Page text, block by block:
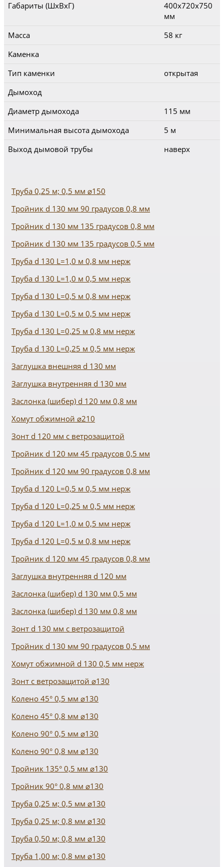
Габариты (ШхВхГ)
400x720x750
мм
Масса
58 кг
Каменка
Тип каменки
открытая
Дымоход
Диаметр дымохода
115 мм
Минимальная высота дымохода
5 м
Выход дымовой трубы
наверх
Труба 0,25 м; 0,5 мм ⌀150
Тройник d 130 мм 90 градусов 0,8 мм
Тройник d 130 мм 135 градусов 0,8 мм
Тройник d 130 мм 135 градусов 0,5 мм
Труба d 130 L=1,0 м 0,8 мм нерж
Труба d 130 L=1,0 м 0,5 мм нерж
Труба d 130 L=0,5 м 0,8 мм нерж
Труба d 130 L=0,5 м 0,5 мм нерж
Труба d 130 L=0,25 м 0,8 мм нерж
Труба d 130 L=0,25 м 0,5 мм нерж
Заглушка внешняя d 130 мм
Заглушка внутренняя d 130 мм
Заслонка (шибер) d 120 мм 0,8 мм
Хомут обжимной ⌀210
Зонт d 120 мм с ветрозащитой
Тройник d 120 мм 45 градусов 0,5 мм
Тройник d 120 мм 90 градусов 0,8 мм
Труба d 120 L=0,5 м 0,5 мм нерж
Труба d 120 L=0,25 м 0,5 мм нерж
Труба d 120 L=1,0 м 0,5 мм нерж
Труба d 120 L=0,5 м 0,8 мм нерж
Тройник d 120 мм 45 градусов 0,8 мм
Заглушка внутренняя d 120 мм
Заслонка (шибер) d 130 мм 0,5 мм
Заслонка (шибер) d 130 мм 0,8 мм
Зонт d 130 мм с ветрозащитой
Тройник d 130 мм 90 градусов 0,5 мм
Хомут обжимной d 130 0,5 мм нерж
Зонт с ветрозащитой ⌀130
Колено 45° 0,5 мм ⌀130
Колено 45° 0,8 мм ⌀130
Колено 90° 0,5 мм ⌀130
Колено 90° 0,8 мм ⌀130
Тройник 135° 0,5 мм ⌀130
Тройник 90° 0,8 мм ⌀130
Труба 0,25 м; 0,5 мм ⌀130
Труба 0,25 м; 0,8 мм ⌀130
Труба 0,50 м; 0,8 мм ⌀130
Труба 1,00 м; 0,8 мм ⌀130